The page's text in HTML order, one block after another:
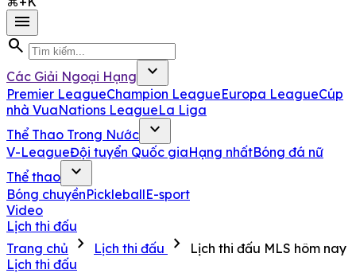
menu
search
Các Giải Ngoại Hạng expand_more
Premier LeagueChampion LeagueEuropa LeagueCúp
nhà VuaNations LeagueLa Liga
Thể Thao Trong Nước
expand_more
V-LeagueĐội tuyển Quốc giaHạng nhấtBóng đá nữ
Thể thao
expand_more
Bóng chuyềnPickleballE-sport
Video
Lịch thi đấu
Trang chủ
chevron_right Lịch thi đấu chevron_right
Lịch thi đấu MLS hôm nay
Lịch thi đấu